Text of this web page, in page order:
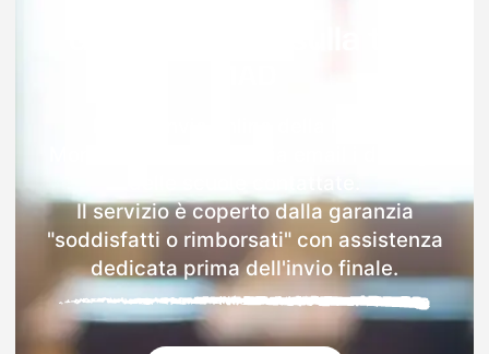
Il servizio è coperto dalla garanzia
"soddisfatti o rimborsati" con assistenza
dedicata prima dell'invio finale.